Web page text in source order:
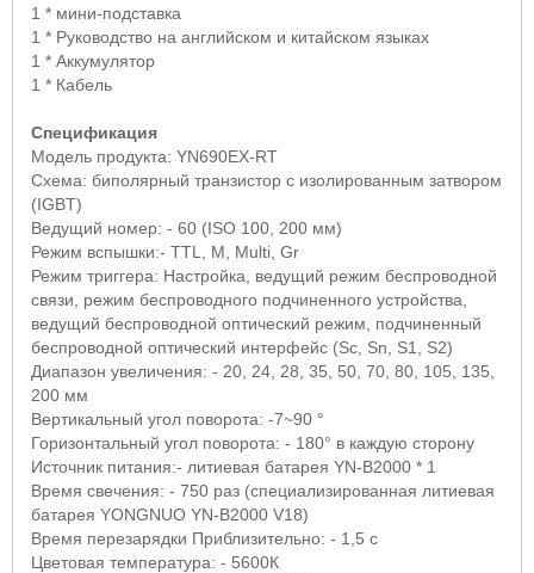
1 * мини-подставка
1 * Руководство на английском и китайском языках
1 * Аккумулятор
1 * Кабель
Спецификация
Модель продукта: YN690EX-RT
Схема: биполярный транзистор с изолированным затвором
(IGBT)
Ведущий номер: - 60 (ISO 100, 200 мм)
Режим вспышки:- TTL, M, Multi, Gr
Режим триггера: Настройка, ведущий режим беспроводной
связи, режим беспроводного подчиненного устройства,
ведущий беспроводной оптический режим, подчиненный
беспроводной оптический интерфейс (Sc Sn S1, S2)
Диапазон увеличения: - 20, 24, 28, 35, 50, 70, 80, 105, 135,
200 мм
Вертикальный угол поворота: -7~90 °
Горизонтальный угол поворота: - 180° в каждую сторону
Источник питания:- литиевая батарея YN-B2000 * 1
Время свечения: - 750 раз (специализированная литиевая
батарея YONGNUO YN-B2000 V18)
Время перезарядки Приблизительно: - 1,5 с
Цветовая температура: - 5600К